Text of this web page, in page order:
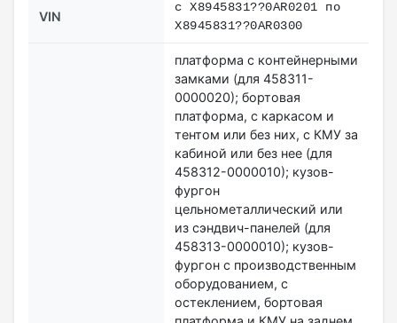
VIN
c X8945831??0AR0201 по
X8945831??0AR0300
платформа с контейнерными
замками (для 458311-
0000020); бортовая
платформа, с каркасом и
тентом или без них, с КМУ за
кабиной или без нее (для
458312-0000010); кузов-
фургон
цельнометаллический или
из сэндвич-панелей (для
458313-0000010); кузов-
фургон с производственным
оборудованием, с
остеклением, бортовая